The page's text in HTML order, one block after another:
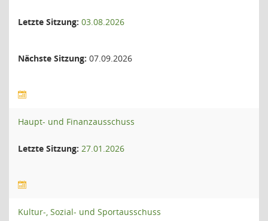
Letzte Sitzung: 03.08.2026
Nächste Sitzung: 07.09.2026
Haupt- und Finanzausschuss
Letzte Sitzung: 27.01.2026
Kultur-, Sozial- und Sportausschuss